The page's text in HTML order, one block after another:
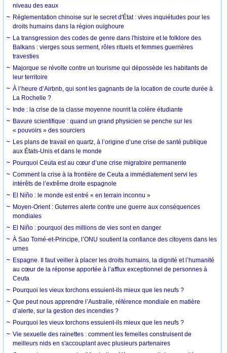
niveau des eaux
Réglementation chinoise sur le secret d'État : vives inquiétudes pour les
droits humains dans la région ouïghoure
La transgression des codes de genre dans l'histoire et le folklore des
Balkans : vierges sous serment, rôles rituels et femmes guerrières
travesties
Majorque se révolte contre un tourisme qui dépossède les habitants de
leur territoire
À l’heure d’Airbnb, qui sont les gagnants de la location de courte durée à
La Rochelle ?
Inde : la crise de la classe moyenne nourrit la colère étudiante
Bavure scientifique : quand un grand physicien se penche sur les
« pouvoirs » des sourciers
Les plans de travail en quartz, à l’origine d’une crise de santé publique
aux États-Unis et dans le monde
Pourquoi Ceuta est au cœur d’une crise migratoire permanente
Comment la crise à la frontière de Ceuta a immédiatement servi les
intérêts de l’extrême droite espagnole
El Niño : le monde est entré « en terrain inconnu »
Moyen-Orient : Guterres alerte contre une guerre aux conséquences
mondiales
El Niño : pourquoi des millions de vies sont en danger
À Sao Tomé-et-Principe, l’ONU soutient la confiance des citoyens dans les
urnes
Espagne. Il faut veiller à placer les droits humains, la dignité et l’humanité
au cœur de la réponse apportée à l’afflux exceptionnel de personnes à
Ceuta
Pourquoi les vieux torchons essuient-ils mieux que les neufs ?
Que peut nous apprendre l’Australie, référence mondiale en matière
d’alerte, sur la gestion des incendies ?
Pourquoi les vieux torchons essuient-ils mieux que les neufs ?
Vie sexuelle des rainettes : comment les femelles construisent de
meilleurs nids en s'accouplant avec plusieurs partenaires